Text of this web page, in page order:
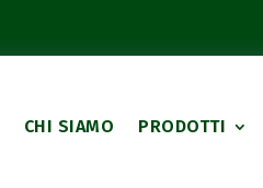
CHI SIAMO PRODOTTI